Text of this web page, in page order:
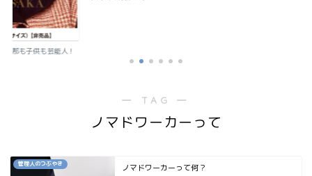
旦那も子供も芸能人！
― TAG ―
ノマドワーカーって
管理人のつぶやき ノマドワーカーって何？